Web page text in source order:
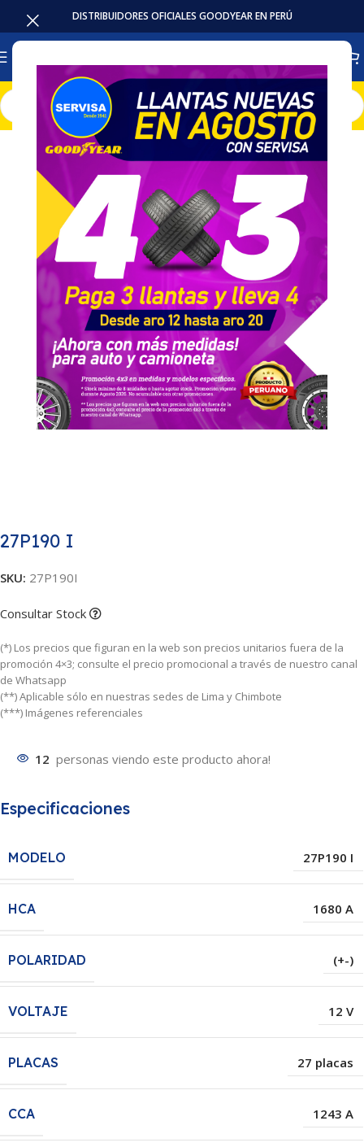
DISTRIBUIDORES OFICIALES GOODYEAR EN PERÚ
Inicio Baterias Intensivas
27P190 I
SKU: 27P190I
Consultar Stock
(*) Los precios que figuran en la web son precios unitarios fuera de la
promoción 4×3; consulte el precio promocional a través de nuestro canal
de Whatsapp
(**) Aplicable sólo en nuestras sedes de Lima y Chimbote
(***) Imágenes referenciales
12 personas viendo este producto ahora!
Especificaciones
MODELO 27P190 I
HCA 1680 A
POLARIDAD (+-)
VOLTAJE 12 V
PLACAS 27 placas
CCA 1243 A